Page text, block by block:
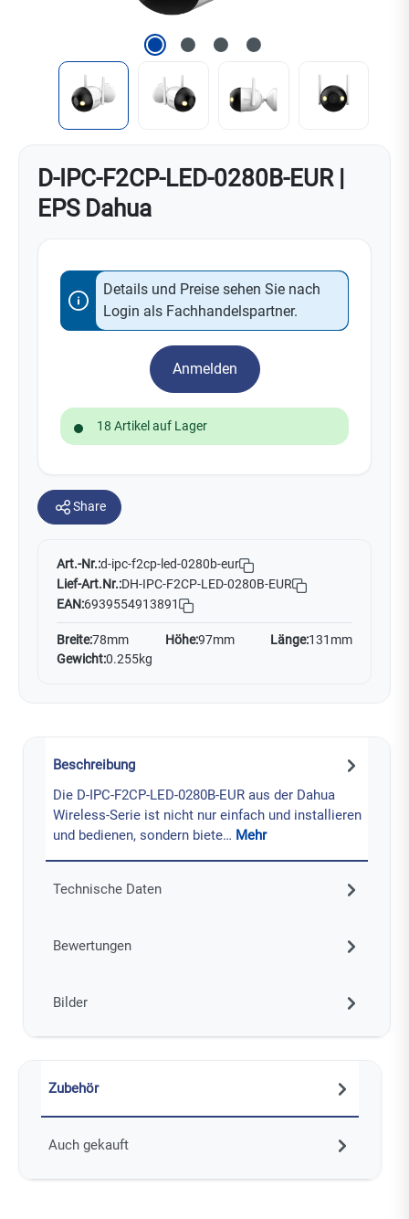
D-IPC-F2CP-LED-0280B-EUR |
EPS Dahua
Details und Preise sehen Sie nach
Login als Fachhandelspartner.
Anmelden
18 Artikel auf Lager
Share
Art.-Nr.:d-ipc-f2cp-led-0280b-eur
Lief-Art.Nr.:DH-IPC-F2CP-LED-0280B-EUR
EAN:6939554913891
Breite:78mm Höhe:97mm Länge:131mm
Gewicht:0.255kg
Beschreibung
Die D-IPC-F2CP-LED-0280B-EUR aus der Dahua
Wireless-Serie ist nicht nur einfach und installieren
und bedienen, sondern biete… Mehr
Technische Daten
Bewertungen
Bilder
Zubehör
Auch gekauft